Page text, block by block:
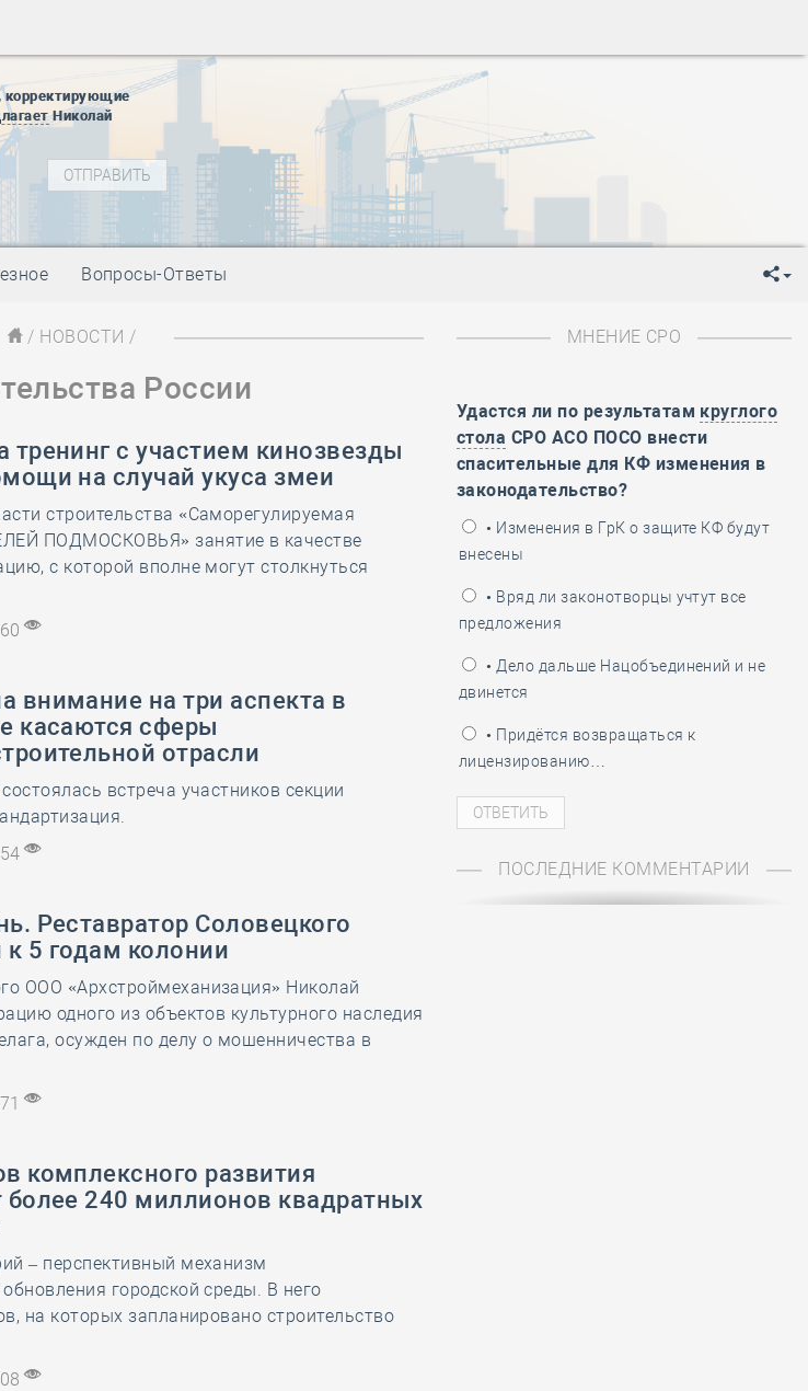
корректирующие
Николай
День Государственного флага Российской Федерации
-День знаний
-
День сотрудника органов внутренних дел РФ
27 января
День полного освобождения Ленинграда от фашистской
блокады
01 мая-
День Весны и Труда
09 мая -День Победы!
День Государственного флага Российской Федерации
10 ноября
День полного освобождения Ленинграда от фашистской
01 мая-День Весны и Труда
09 мая-День Победы!
28 мая-День пограничника
Вопросы-Ответы
/ НОВОСТИ /
России
тренинг с участием кинозвезды
на случай укуса змеи
строительства «Саморегулируемая
ПОДМОСКОВЬЯ» занятие в качестве
с которой вполне могут столкнуться
внимание на три аспекта в
касаются сферы
отрасли
встреча участников секции
Реставратор Соловецкого
5 годам колонии
ООО «Архстроймеханизация» Николай
одного из объектов культурного наследия
осужден по делу о мошенничества в
комплексного развития
более 240 миллионов квадратных
– перспективный механизм
городской среды. В него
на которых запланировано строительство
МНЕНИЕ СРО
Удастся ли по результатам круглого
стола СРО АСО ПОСО внести
спасительные для КФ изменения в
законодательство?
• Изменения в ГрК о защите КФ будут
внесены
• Вряд ли законотворцы учтут все
предложения
• Дело дальше Нацобъединений и не
двинется
• Придётся возвращаться к
лицензированию…
ПОСЛЕДНИЕ КОММЕНТАРИИ